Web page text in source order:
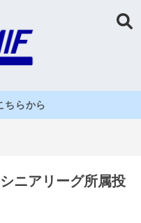
ちらから
ニアリーグ所属投